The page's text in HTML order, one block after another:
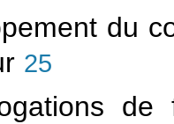
du
25
de